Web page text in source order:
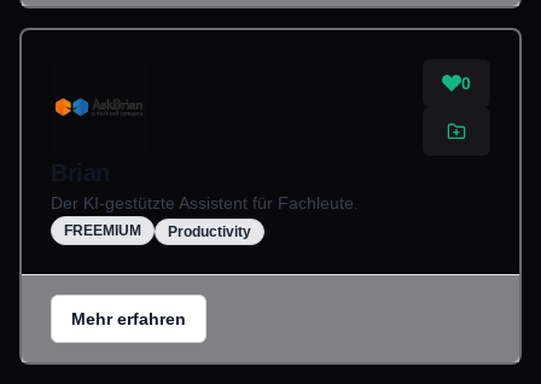
0
Brian
Der KI-gestützte Assistent für Fachleute.
FREEMIUM Productivity
Mehr erfahren